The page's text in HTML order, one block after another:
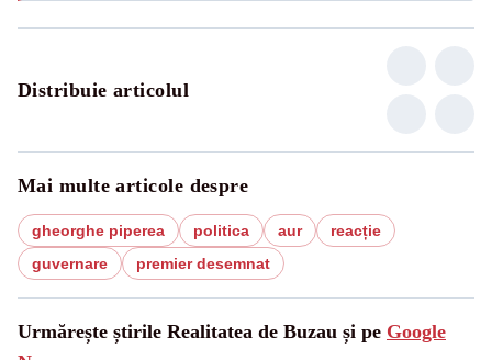
Distribuie articolul
Mai multe articole despre
gheorghe piperea politica aur
reacție
guvernare
premier desemnat
Urmărește știrile Realitatea de Buzau și pe Google